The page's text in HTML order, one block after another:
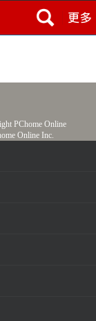
PChome Online
Online Inc.